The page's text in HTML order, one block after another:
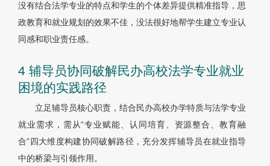
没有结合法学专业的特点和学生的个体差异提供精准指导，思
政教育和就业规划的效果不佳，没法很好地帮学生建立专业认
同感和职业责任感。
4 辅导员协同破解民办高校法学专业就业
困境的实践路径
立足辅导员核心职责，结合民办高校办学特质与法学专业
就业需求，需从“专业赋能、认同培育、资源整合、教育融
合”四大维度构建协同破解路径，充分发挥辅导员在就业指导
中的桥梁与引领作用。